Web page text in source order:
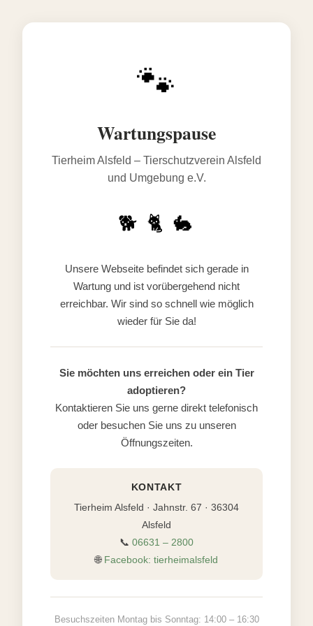
🐾
Wartungspause
Tierheim Alsfeld – Tierschutzverein Alsfeld
und Umgebung e.V.
🐕 🐈 🐇
Unsere Webseite befindet sich gerade in
Wartung und ist vorübergehend nicht
erreichbar. Wir sind so schnell wie möglich
wieder für Sie da!
Sie möchten uns erreichen oder ein Tier
adoptieren?
Kontaktieren Sie uns gerne direkt telefonisch
oder besuchen Sie uns zu unseren
Öffnungszeiten.
KONTAKT
Tierheim Alsfeld · Jahnstr. 67 · 36304
Alsfeld
📞 06631 – 2800
🌐 Facebook: tierheimalsfeld
Besuchszeiten Montag bis Sonntag: 14:00 – 16:30